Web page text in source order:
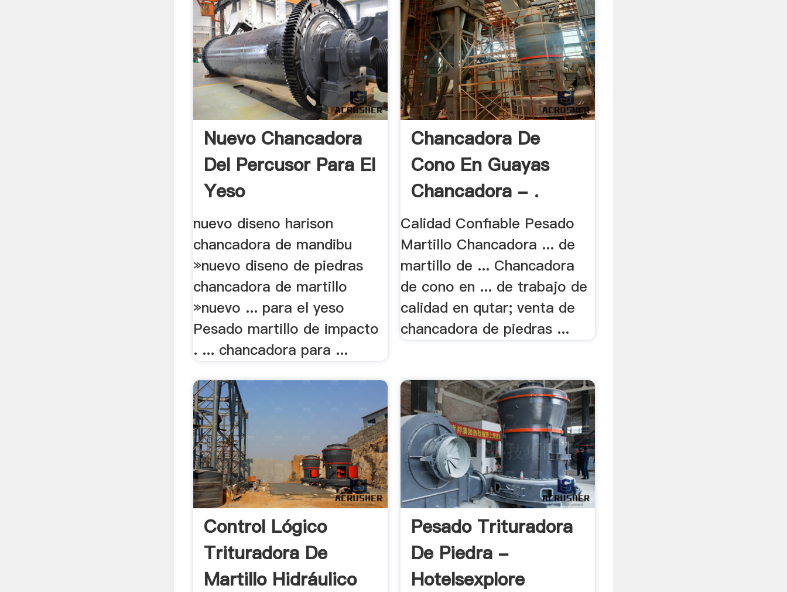
Nuevo Chancadora
Del Percusor Para El
Yeso
nuevo diseno harison
chancadora de mandibu
»nuevo diseno de piedras
chancadora de martillo
»nuevo ... para el yeso
Pesado martillo de impacto
. ... chancadora para ...
Chancadora De
Cono En Guayas
Chancadora - .
Calidad Confiable Pesado
Martillo Chancadora ... de
martillo de ... Chancadora
de cono en ... de trabajo de
calidad en qutar; venta de
chancadora de piedras ...
Control Lógico
Trituradora De
Martillo Hidráulico
Pesado Trituradora
De Piedra -
Hotelsexplore